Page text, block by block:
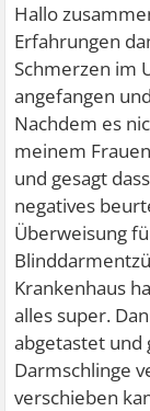
Hallo
Erfahrungen
Schmerzen im
angefangen
Nachdem es
meinem
und gesagt
negatives
Überweisung
Krankenhaus
alles super.
abgetastet und
Darmschlinge
verschieben